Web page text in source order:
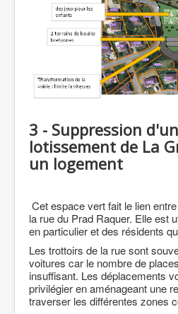
3 - Suppression
lotissement de La
un logement
Cet espace vert fait le lien
la rue du Prad Raquer. Elle est
en particulier et des résidents
Les trottoirs de la rue sont
voitures car le nombre de
insuffisant. Les déplacements
privilégier en aménageant une
traverser les différentes zones